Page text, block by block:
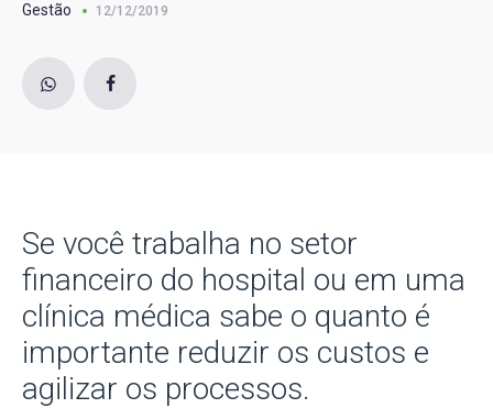
Gestão 12/12/2019
Se você trabalha no setor
financeiro do hospital ou em uma
clínica médica sabe o quanto é
importante reduzir os custos e
agilizar os processos.